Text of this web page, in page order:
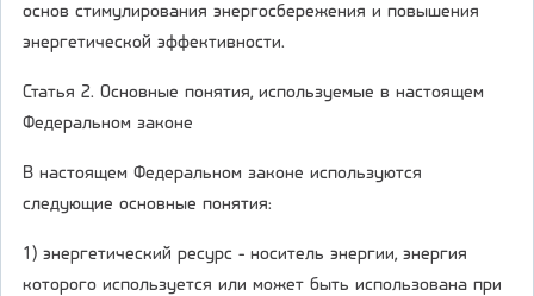
основ стимулирования энергосбережения и повышения
энергетической эффективности.
Статья 2. Основные понятия, используемые в настоящем
Федеральном законе
В настоящем Федеральном законе используются
следующие основные понятия:
1) энергетический ресурс - носитель энергии, энергия
которого используется или может быть использована при